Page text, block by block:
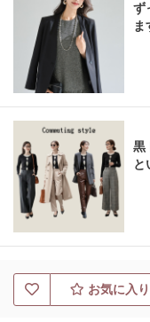
ず
黒
と
お気に入り